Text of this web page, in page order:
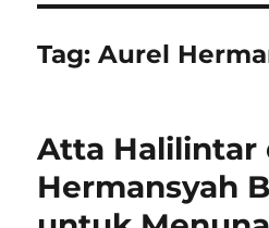
Tag:Aurel
Atta Halilintar
Hermansyah